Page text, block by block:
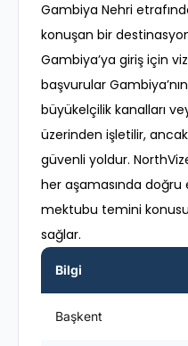
Gambiya Nehri
konuşan bir
Gambiya’ya giriş için
başvurular
büyükelçilik kanalları
üzerinden işletilir,
güvenli yoldur.
her aşamasında doğru
mektubu temini
sağlar.
Bilgi
Başkent